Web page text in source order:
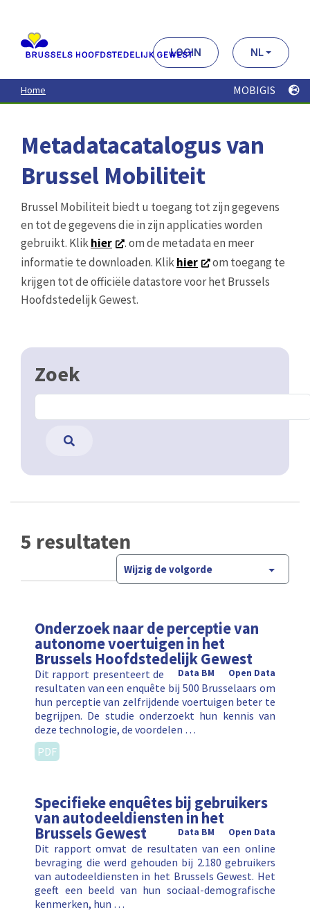
contenu
principal
LOGIN NL
Home MOBIGIS
Metadatacatalogus van
Brussel Mobiliteit
Brussel Mobiliteit biedt u toegang tot zijn gegevens
en tot de gegevens die in zijn applicaties worden
gebruikt. Klikhier
. om de metadata en meer
informatie te downloaden. Klikhier
om toegang te
krijgen tot de officiële datastore voor het Brussels
Hoofdstedelijk Gewest.
Zoek
5 resultaten
Wijzig de volgorde
Onderzoek naar de perceptie van
autonome voertuigen in het
Brussels Hoofdstedelijk Gewest
Open Data
Data BM
Dit rapport presenteert de
resultaten van een enquête bij 500 Brusselaars om
hun perceptie van zelfrijdende voertuigen beter te
begrijpen. De studie onderzoekt hun kennis van
deze technologie, de voordelen …
PDF
Specifieke enquêtes bij gebruikers
van autodeeldiensten in het
Brussels Gewest Open Data
Data BM
Dit rapport omvat de resultaten van een online
bevraging die werd gehouden bij 2.180 gebruikers
van autodeeldiensten in het Brussels Gewest. Het
geeft een beeld van hun sociaal-demografische
kenmerken, hun …